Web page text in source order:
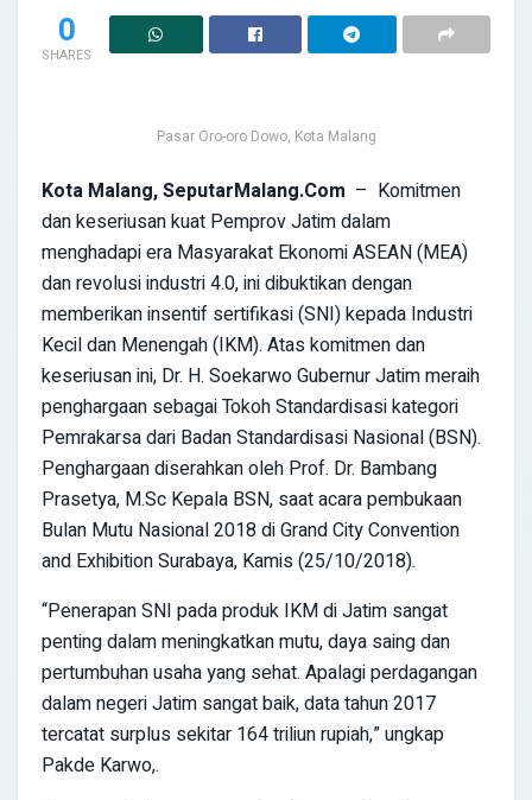
0
SHARES
Pasar Oro-oro Dowo, Kota Malang
Kota Malang,SeputarMalang.Com – Komitmen
dan keseriusan kuat Pemprov Jatim dalam
menghadapi era Masyarakat Ekonomi ASEAN (MEA)
dan revolusi industri 4.0, ini dibuktikan dengan
memberikan insentif sertifikasi (SNI) kepada Industri
Kecil dan Menengah (IKM). Atas komitmen dan
keseriusan ini, Dr. H. Soekarwo Gubernur Jatim meraih
penghargaan sebagai Tokoh Standardisasi kategori
Pemrakarsa dari Badan Standardisasi Nasional (BSN).
Penghargaan diserahkan oleh Prof. Dr. Bambang
Prasetya, M.Sc Kepala BSN, saat acara pembukaan
Bulan Mutu Nasional 2018 di Grand City Convention
and Exhibition Surabaya, Kamis (25/10/2018).
“Penerapan SNI pada produk IKM di Jatim sangat
penting dalam meningkatkan mutu, daya saing dan
pertumbuhan usaha yang sehat. Apalagi perdagangan
dalam negeri Jatim sangat baik, data tahun 2017
tercatat surplus sekitar 164 triliun rupiah,” ungkap
Pakde Karwo,.